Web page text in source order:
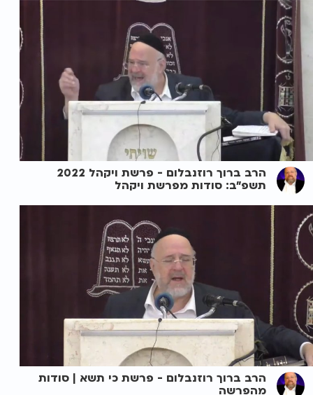
הרב ברוך רוזנבלום - פרשת ויקהל 2022
תשפ"ב: סודות מפרשת ויקהל
הרב ברוך רוזנבלום - פרשת כי תשא | סודות
מהפרשה